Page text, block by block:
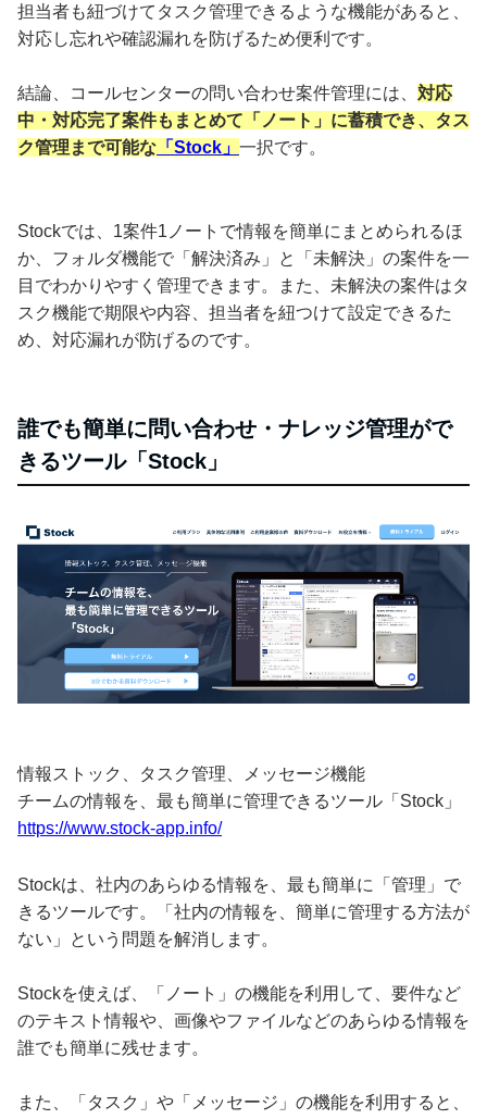
担当者も紐づけてタスク管理できるような機能があると、
対応し忘れや確認漏れを防げるため便利です。
結論、コールセンターの問い合わせ案件管理には、 対応
中・対応完了案件もまとめて「ノート」に蓄積でき、タス
ク管理まで可能な 「Stock」 一択です。
Stockでは、1案件1ノートで情報を簡単にまとめられるほ
か、フォルダ機能で「解決済み」と「未解決」の案件を一
目でわかりやすく管理できます。また、未解決の案件はタ
スク機能で期限や内容、担当者を紐つけて設定できるた
め、対応漏れが防げるのです。
誰でも簡単に問い合わせ・ナレッジ管理がで
きるツール「Stock」
情報ストック、タスク管理、メッセージ機能
チームの情報を、最も簡単に管理できるツール「Stock」
https://www.stock-app.info/
Stockは、社内のあらゆる情報を、最も簡単に「管理」で
きるツールです。「社内の情報を、簡単に管理する方法が
ない」という問題を解消します。
Stockを使えば、「ノート」の機能を利用して、要件など
のテキスト情報や、画像やファイルなどのあらゆる情報を
誰でも簡単に残せます。
また、「タスク」や「メッセージ」の機能を利用すると、